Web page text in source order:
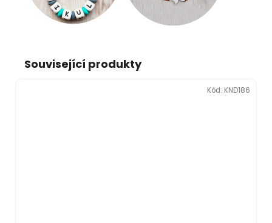
Související produkty
Kód: KND186